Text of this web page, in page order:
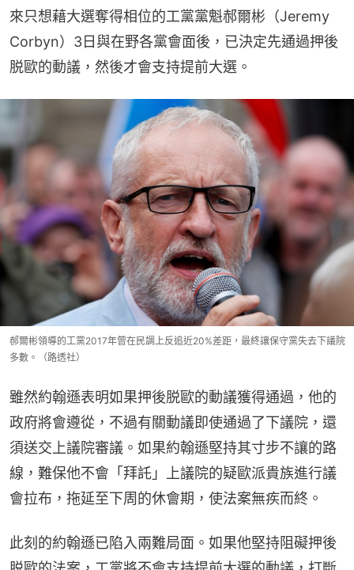
來只想藉大選奪得相位的工黨黨魁郝爾彬（Jeremy
Corbyn）3日與在野各黨會面後，已決定先通過押後
脱歐的動議，然後才會支持提前大選。
郝爾彬領導的工黨2017年曾在民調上反追近20%差距，最終讓保守黨失去下議院
多數。（路透社）
雖然約翰遜表明如果押後脱歐的動議獲得通過，他的
政府將會遵從，不過有關動議即使通過了下議院，還
須送交上議院審議。如果約翰遜堅持其寸步不讓的路
線，難保他不會「拜託」上議院的疑歐派貴族進行議
會拉布，拖延至下周的休會期，使法案無疾而終。
此刻的約翰遜已陷入兩難局面。如果他堅持阻礙押後